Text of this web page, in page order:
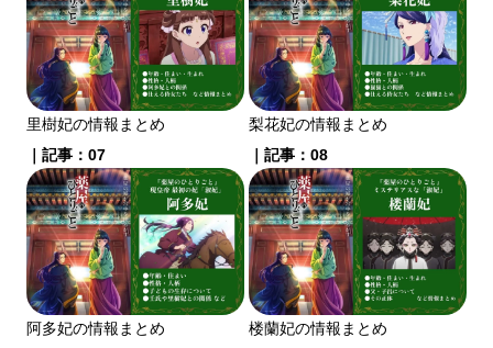
里樹妃の情報まとめ
梨花妃の情報まとめ
｜記事：07
阿多妃の情報まとめ
｜記事：08
楼蘭妃の情報まとめ